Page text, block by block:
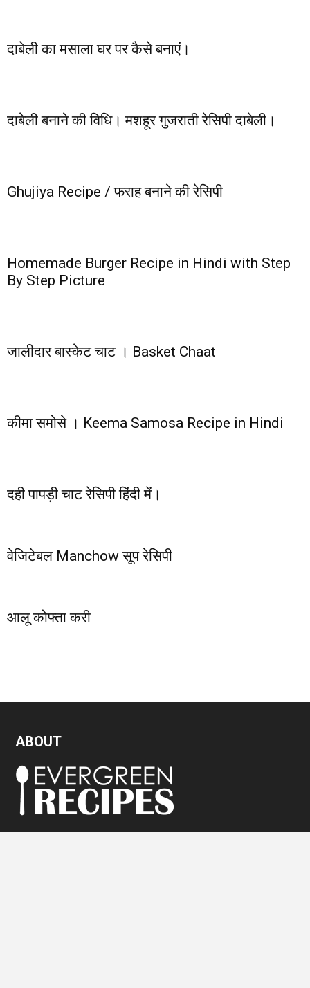
दाबेली का मसाला घर पर कैसे बनाएं।
दाबेली बनाने की विधि। मशहूर गुजराती रेसिपी दाबेली।
Ghujiya Recipe / फराह बनाने की रेसिपी
Homemade Burger Recipe in Hindi with Step
By Step Picture
जालीदार बास्केट चाट । Basket Chaat
कीमा समोसे । Keema Samosa Recipe in Hindi
दही पापड़ी चाट रेसिपी हिंदी में।
वेजिटेबल Manchow सूप रेसिपी
आलू कोफ्ता करी
ABOUT